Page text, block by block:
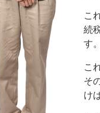
こ
続
す。
こ
そ
け